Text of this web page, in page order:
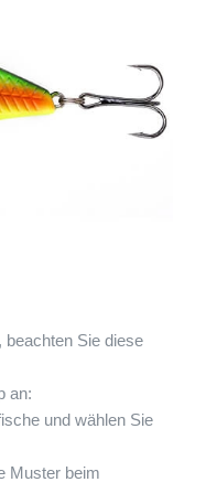
beachten Sie diese
an:
und wählen Sie
Muster beim